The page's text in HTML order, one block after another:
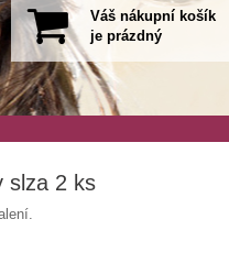
Váš nákupní košík
je prázdný
slza 2 ks